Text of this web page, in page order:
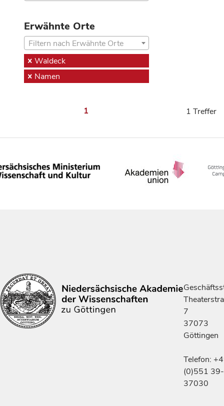
Erwähnte Orte
Filtern nach Erwähnte Orte
Waldeck
Namen
1 1 Treffer
7
37073
Göttingen
Telefon:
(0)551 39-
37030